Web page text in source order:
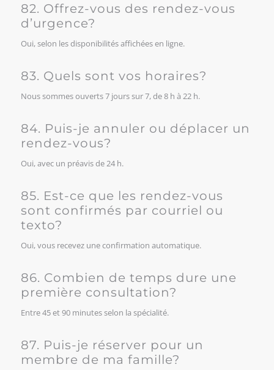
82. Offrez-vous des rendez-vous
d’urgence?
Oui, selon les disponibilités affichées en ligne.
83. Quels sont vos horaires?
Nous sommes ouverts 7 jours sur 7, de 8 h à 22 h.
84. Puis-je annuler ou déplacer un
rendez-vous?
Oui, avec un préavis de 24 h.
85. Est-ce que les rendez-vous
sont confirmés par courriel ou
texto?
Oui, vous recevez une confirmation automatique.
86. Combien de temps dure une
première consultation?
Entre 45 et 90 minutes selon la spécialité.
87. Puis-je réserver pour un
membre de ma famille?